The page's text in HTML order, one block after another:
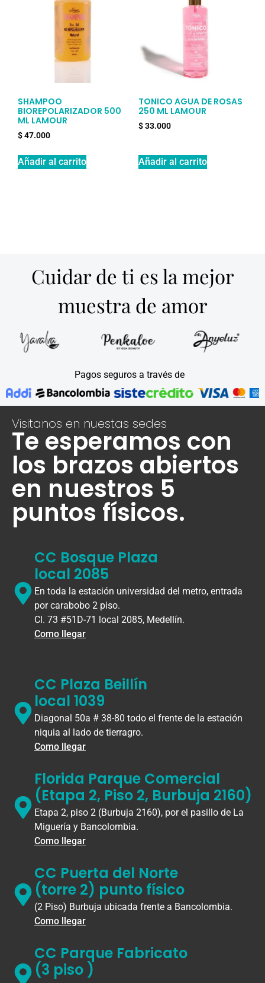
SHAMPOO
BIOREPOLARIZADOR 500
ML LAMOUR
$47.000
Añadir al carrito
TONICO AGUA DE ROSAS
250 ML LAMOUR
$33.000
Añadir al carrito
Cuidar de ti es la mejor
muestra de amor
Pagos seguros a través de
Visitanos en nuestas sedes
Te esperamos con
los brazos abiertos
en nuestros 5
puntos físicos.
CC Bosque Plaza
local 2085
En toda la estación universidad del metro, entrada
por carabobo 2 piso.
Cl. 73 #51D-71 local 2085, Medellín.
Como llegar
CC Plaza Beillín
local 1039
Diagonal 50a # 38-80 todo el frente de la estación
niquia al lado de tierragro.
Como llegar
Florida Parque Comercial
(Etapa 2, Piso 2, Burbuja 2160)
Etapa 2, piso 2 (Burbuja 2160), por el pasillo de La
Miguería y Bancolombia.
Como llegar
CC Puerta del Norte
(torre 2) punto físico
(2 Piso) Burbuja ubicada frente a Bancolombia.
Como llegar
CC Parque Fabricato
(3 piso )